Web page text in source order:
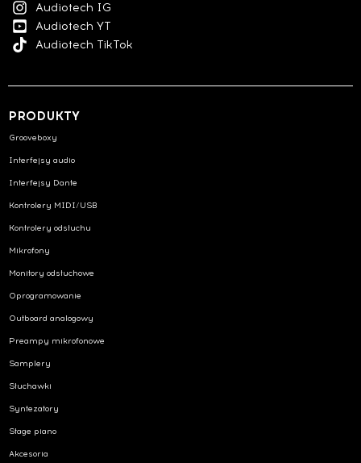
Audiotech IG
Audiotech YT
Audiotech TikTok
PRODUKTY
Grooveboxy
Interfejsy audio
Interfejsy Dante
Kontrolery MIDI/USB
Kontrolery odsłuchu
Mikrofony
Monitory odsłuchowe
Oprogramowanie
Outboard analogowy
Preampy mikrofonowe
Samplery
Słuchawki
Syntezatory
Stage piano
Akcesoria